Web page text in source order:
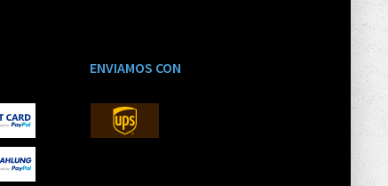
ENVIAMOS CON